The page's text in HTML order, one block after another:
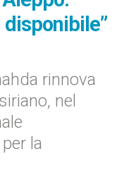
disponibile”
rinnova
nel
la